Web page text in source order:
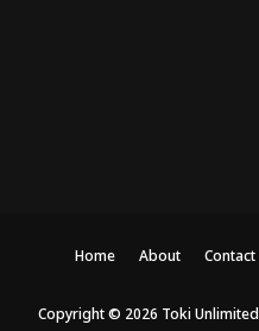
Home About Contact
Copyright © 2026 Toki Unlimited